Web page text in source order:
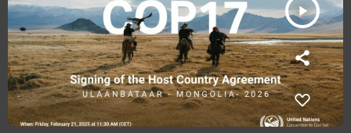
play_arrow